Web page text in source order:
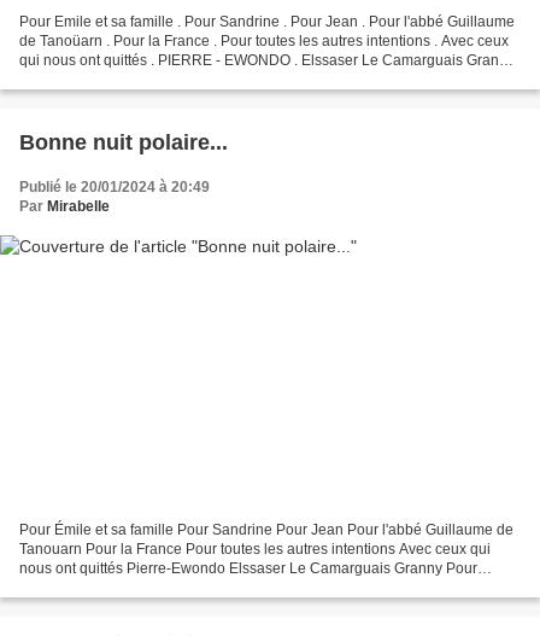
Pour Emile et sa famille . Pour Sandrine . Pour Jean . Pour l'abbé Guillaume
de Tanoüarn . Pour la France . Pour toutes les autres intentions . Avec ceux
qui nous ont quittés . PIERRE - EWONDO . Elssaser Le Camarguais Granny
Bonne nuit polaire...
Publié le 20/01/2024 à 20:49
Par Mirabelle
Pour Émile et sa famille Pour Sandrine Pour Jean Pour l'abbé Guillaume de
Tanouarn Pour la France Pour toutes les autres intentions Avec ceux qui
nous ont quittés Pierre-Ewondo Elssaser Le Camarguais Granny Pour